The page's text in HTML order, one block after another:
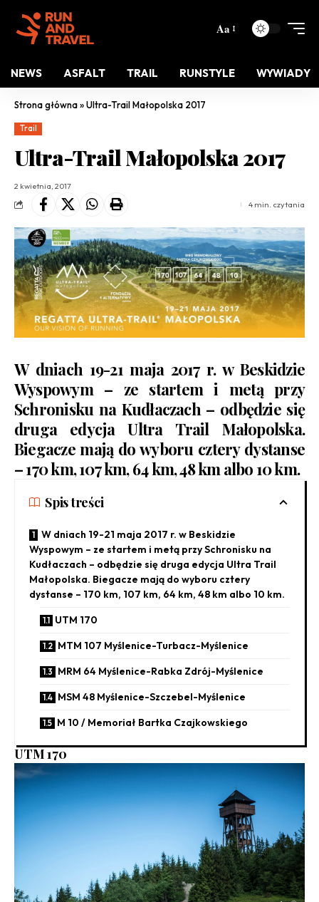
Aa
NEWS ASFALT TRAIL RUNSTYLE WYWIADY
Strona główna»Ultra-Trail Małopolska 2017
Trail
Ultra-Trail Małopolska 2017
2 kwietnia, 2017
4 min. czytania
W dniach 19-21 maja 2017 r. w Beskidzie
Wyspowym – ze startem i metą przy
Schronisku na Kudłaczach – odbędzie się
druga edycja Ultra Trail Małopolska.
Biegacze mają do wyboru cztery dystanse
– 170 km, 107 km, 64 km, 48 km albo 10 km.
Spis treści
W dniach 19-21 maja 2017 r. w Beskidzie
Wyspowym – ze startem i metą przy Schronisku na
Kudłaczach – odbędzie się druga edycja Ultra Trail
Małopolska. Biegacze mają do wyboru cztery
dystanse – 170 km, 107 km, 64 km, 48 km albo 10 km.
UTM 170
MTM 107 Myślenice-Turbacz-Myślenice
MRM 64 Myślenice-Rabka Zdrój-Myślenice
MSM 48 Myślenice-Szczebel-Myślenice
M 10 / Memoriał Bartka Czajkowskiego
UTM 170